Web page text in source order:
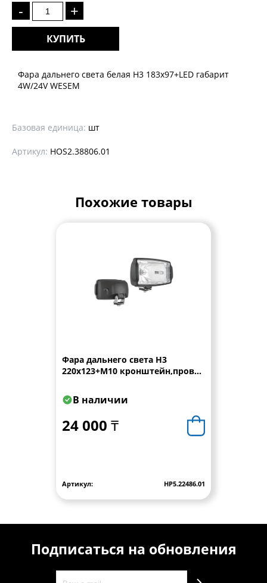
- +
КУПИТЬ
Фара дальнего света белая Н3 183x97+LED габарит
4W/24V WESEM
Базовая единица: шт
Артикул: HOS2.38806.01
Похожие товары
Фара дальнего света Н3
220x123+M10 кронштейн,провод
В наличии
24 000 ₸
Артикул: HP5.22486.01
Подписаться на обновления